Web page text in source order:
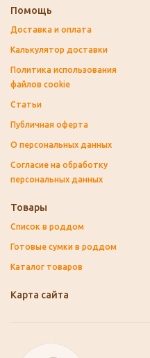
Помощь
Доставка и оплата
Калькулятор доставки
Политика использования
файлов cookie
Статьи
Публичная оферта
О персональных данных
Согласие на обработку
персональных данных
Товары
Список в роддом
Готовые сумки в роддом
Каталог товаров
Карта сайта